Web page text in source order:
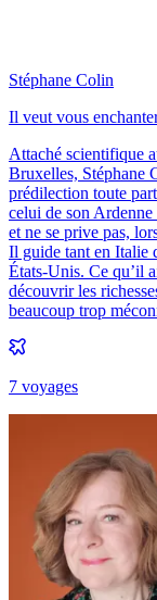
Stéphane Colin
Il veut vous
Attaché scientifique
Bruxelles, Stéphane
prédilection toute
celui de son
et ne se prive pas,
Il guide tant en Italie
États-Unis. Ce qu’il
découvrir les
beaucoup trop
7 voyages